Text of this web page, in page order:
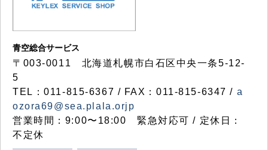
青空総合サービス
〒003-0011 北海道札幌市白石区中央一条5-12-
5
TEL：011-815-6367 / FAX：011-815-6347 / a
ozora69@sea.plala.orjp
営業時間：9:00〜18:00 緊急対応可 / 定休日：
不定休